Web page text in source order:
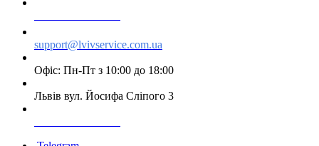
support@lvivservice.com.ua
Офіс: Пн-Пт з 10:00 до 18:00
Львів вул. Йосифа Сліпого 3